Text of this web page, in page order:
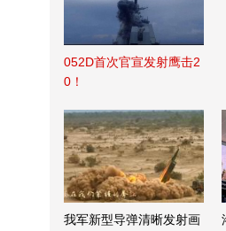
052D首次官宣发射鹰击2
0！
我军新型导弹清晰发射画